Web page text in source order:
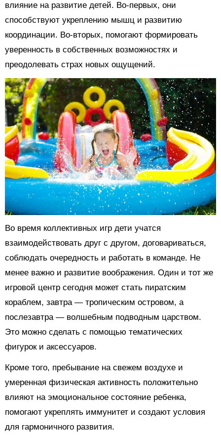
влияние на развитие детей. Во-первых, они
способствуют укреплению мышц и развитию
координации. Во-вторых, помогают формировать
уверенность в собственных возможностях и
преодолевать страх новых ощущений.
Во время коллективных игр дети учатся
взаимодействовать друг с другом, договариваться,
соблюдать очередность и работать в команде. Не
менее важно и развитие воображения. Один и тот же
игровой центр сегодня может стать пиратским
кораблем, завтра — тропическим островом, а
послезавтра — волшебным подводным царством.
Это можно сделать с помощью тематических
фигурок и аксессуаров.
Кроме того, пребывание на свежем воздухе и
умеренная физическая активность положительно
влияют на эмоциональное состояние ребенка,
помогают укреплять иммунитет и создают условия
для гармоничного развития.